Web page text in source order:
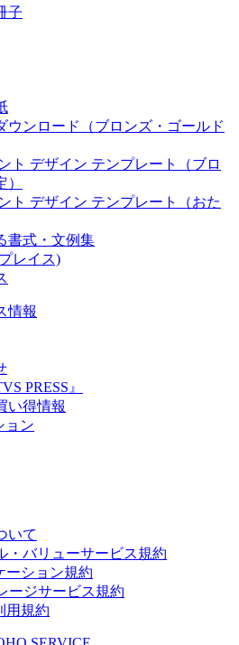
子
ウンロード（ブロンズ・ゴールド
ト デザイン テンプレート（ブロ
ト デザイン テンプレート（おた
書式・文例集
レイス)
情報
PRESS』
い得情報
ョン
いて
・バリューサービス規約
ーション規約
ージサービス規約
用規約